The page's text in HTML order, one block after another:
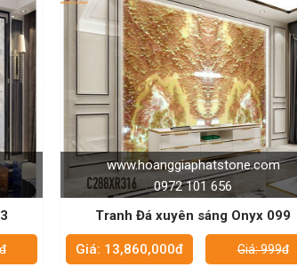
lắp ghép bởi 2 tấm đá có bề mặt tương đối
một tấm tranh đá. Tranh đá đối xứng 2 phía
đá, thường là đối xứng nhau, và phù hợp cho
hay các sảnh của nhà hàng, khách sạn,
là thu hút và khiến người nhìn không thể rời mắt.
có thể sáng bằng. Theo đó, khi thi công
tác phẩm vô cùng huyền diệu trong nhà.
www.hoanggiaphatstone.com
0972 101 656
Tranh Đá xuyên sáng Onyx 100
Giá: 13,860,000đ Giá: 999đ